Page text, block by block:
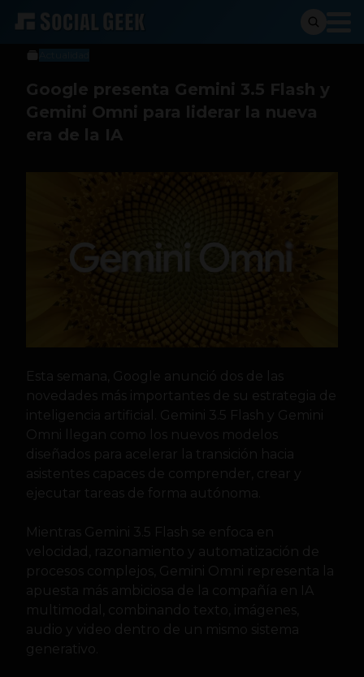
Social Geek
20 de mayo de 2026
Google presenta Gemini 3.5 Flash y
Gemini Omni para liderar la nueva
era de la IA
Esta semana, Google anunció dos de las
novedades más importantes de su estrategia de
inteligencia artificial. Gemini 3.5 Flash y Gemini
Omni llegan como los nuevos modelos
diseñados para acelerar la transición hacia
asistentes capaces de comprender, crear y
ejecutar tareas de forma autónoma.
Mientras Gemini 3.5 Flash se enfoca en
velocidad, razonamiento y automatización de
procesos complejos, Gemini Omni representa la
apuesta más ambiciosa de la compañía en IA
multimodal, combinando texto, imágenes,
audio y video dentro de un mismo sistema
generativo.